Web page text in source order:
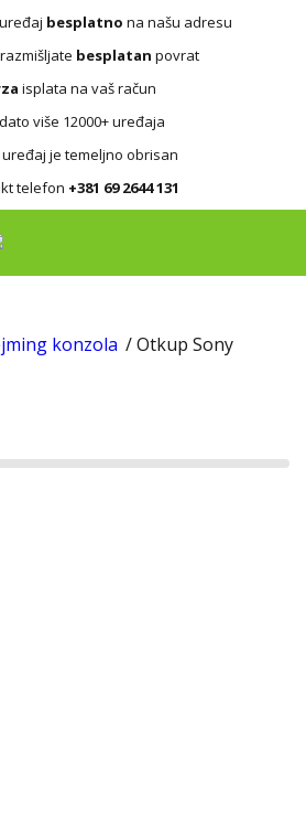
besplatno na našu adresu
besplatan povrat
isplata na vaš račun
više 12000+ uređaja
uređaj je temeljno obrisan
telefon +381 69 2644 131
konzola / Otkup Sony